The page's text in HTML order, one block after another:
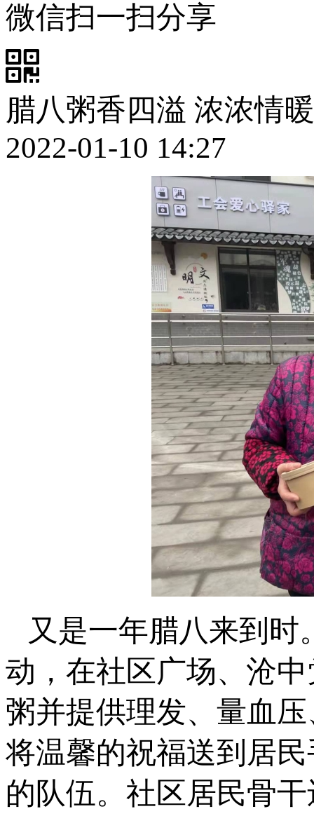
微信扫一扫分享
腊八粥香四溢 浓浓情
2022-01-10 14:27
又是一年腊八来到
动，在社区广场、沧
粥并提供理发、量血
将温馨的祝福送到居
的队伍。社区居民骨